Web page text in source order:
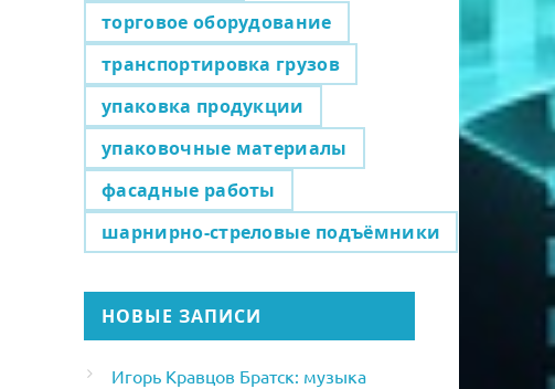
торговое оборудование
транспортировка грузов
упаковка продукции
упаковочные материалы
фасадные работы
шарнирно-стреловые подъёмники
НОВЫЕ ЗАПИСИ
Игорь Кравцов Братск: музыка